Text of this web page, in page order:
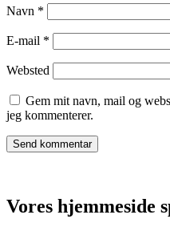
Navn *
E-mail *
Websted
Gem mit navn, mail og
jeg kommenterer.
Vores hjemmeside